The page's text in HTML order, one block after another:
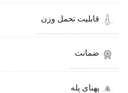
قابلیت تحمل وزن
ضمانت
پهنای پله